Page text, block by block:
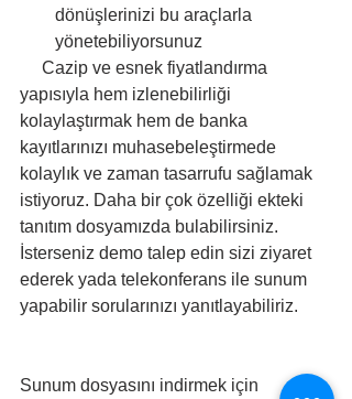
dönüşlerinizi bu araçlarla
yönetebiliyorsunuz
yapısıyla hem izlenebilirliği
kolaylaştırmak hem de banka
kayıtlarınızı muhasebeleştirmede
kolaylık ve zaman tasarrufu sağlamak
istiyoruz. Daha bir çok özelliği ekteki
tanıtım dosyamızda bulabilirsiniz.
İsterseniz demo talep edin sizi ziyaret
ederek yada telekonferans ile sunum
yapabilir sorularınızı yanıtlayabiliriz.
Sunum dosyasını indirmek için